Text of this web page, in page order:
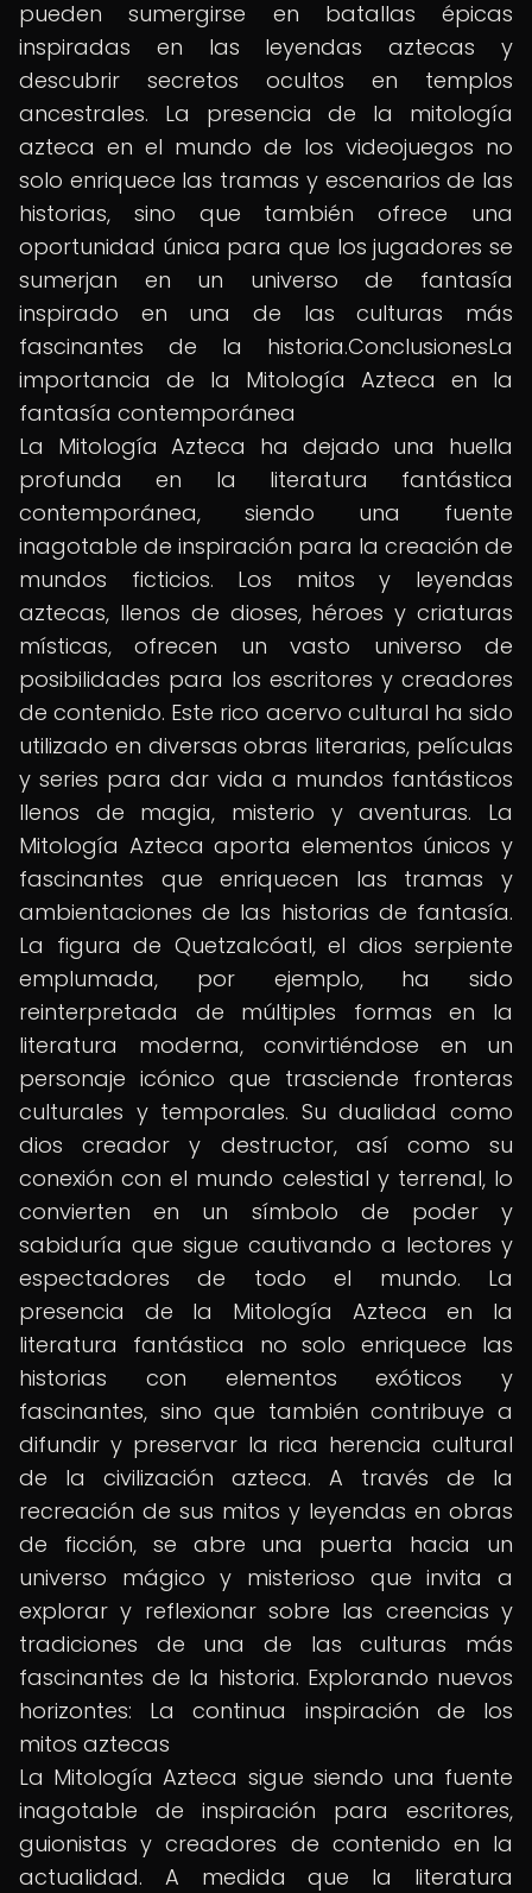
pueden sumergirse en batallas épicas
inspiradas en las leyendas aztecas y
descubrir secretos ocultos en templos
ancestrales. La presencia de la mitología
azteca en el mundo de los videojuegos no
solo enriquece las tramas y escenarios de las
historias, sino que también ofrece una
oportunidad única para que los jugadores se
sumerjan en un universo de fantasía
inspirado en una de las culturas más
fascinantes de la historia.ConclusionesLa
importancia de la Mitología Azteca en la
fantasía contemporánea
La Mitología Azteca ha dejado una huella
profunda en la literatura fantástica
contemporánea, siendo una fuente
inagotable de inspiración para la creación de
mundos ficticios. Los mitos y leyendas
aztecas, llenos de dioses, héroes y criaturas
místicas, ofrecen un vasto universo de
posibilidades para los escritores y creadores
de contenido. Este rico acervo cultural ha sido
utilizado en diversas obras literarias, películas
y series para dar vida a mundos fantásticos
llenos de magia, misterio y aventuras. La
Mitología Azteca aporta elementos únicos y
fascinantes que enriquecen las tramas y
ambientaciones de las historias de fantasía.
La figura de Quetzalcóatl, el dios serpiente
emplumada, por ejemplo, ha sido
reinterpretada de múltiples formas en la
literatura moderna, convirtiéndose en un
personaje icónico que trasciende fronteras
culturales y temporales. Su dualidad como
dios creador y destructor, así como su
conexión con el mundo celestial y terrenal, lo
convierten en un símbolo de poder y
sabiduría que sigue cautivando a lectores y
espectadores de todo el mundo. La
presencia de la Mitología Azteca en la
literatura fantástica no solo enriquece las
historias con elementos exóticos y
fascinantes, sino que también contribuye a
difundir y preservar la rica herencia cultural
de la civilización azteca. A través de la
recreación de sus mitos y leyendas en obras
de ficción, se abre una puerta hacia un
universo mágico y misterioso que invita a
explorar y reflexionar sobre las creencias y
tradiciones de una de las culturas más
fascinantes de la historia. Explorando nuevos
horizontes: La continua inspiración de los
mitos aztecas
La Mitología Azteca sigue siendo una fuente
inagotable de inspiración para escritores,
guionistas y creadores de contenido en la
actualidad. A medida que la literatura